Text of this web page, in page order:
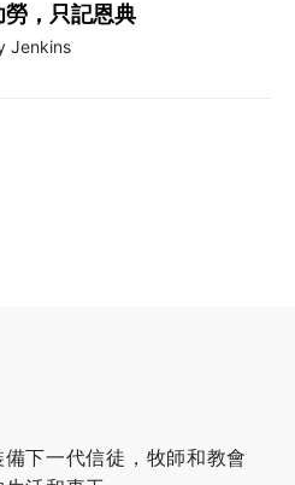
勞，只記恩典
Jenkins
下一代信徒，牧師和教會